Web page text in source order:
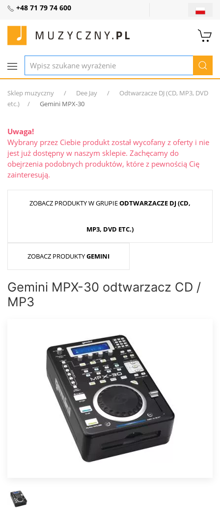
+48 71 79 74 600
Sklep muzyczny Dee Jay
Odtwarzacze DJ (CD, MP3, DVD
etc.)
Gemini MPX-30
Uwaga!
Wybrany przez Ciebie produkt został wycofany z oferty i nie
jest już dostępny w naszym sklepie. Zachęcamy do
obejrzenia podobnych produktów, które z pewnością Cię
zainteresują.
ZOBACZ PRODUKTY W GRUPIEODTWARZACZE DJ (CD,
MP3, DVD ETC.)
ZOBACZ PRODUKTYGEMINI
Gemini MPX-30 odtwarzacz CD /
MP3